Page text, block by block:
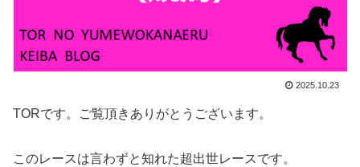
2025.10.23
TORです。ご覧頂きありがとうございます。
このレースは言わずと知れた超出世レースです。